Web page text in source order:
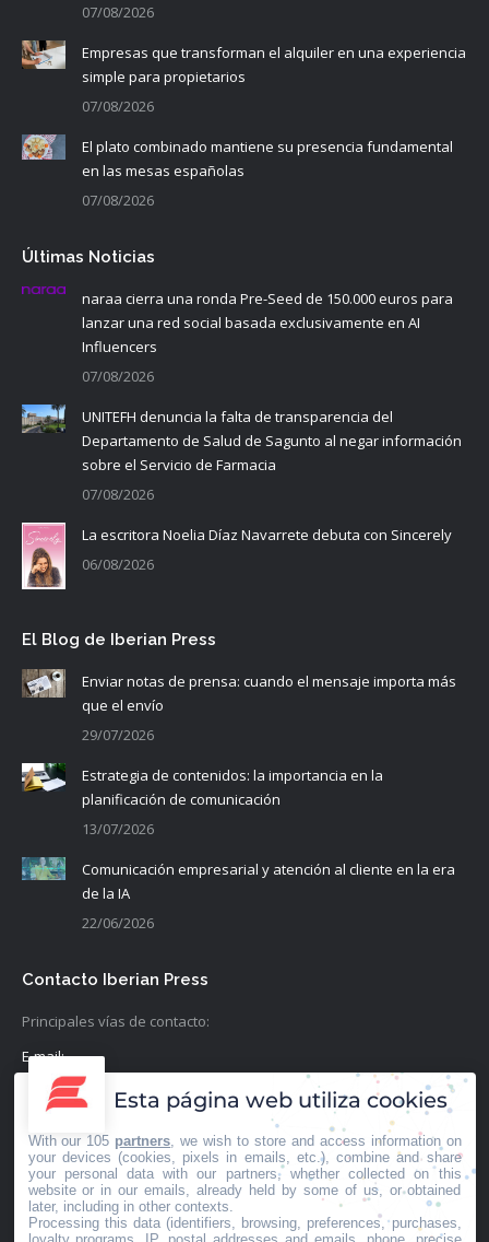
07/08/2026
Empresas que transforman el alquiler en una experiencia
simple para propietarios
07/08/2026
El plato combinado mantiene su presencia fundamental
en las mesas españolas
07/08/2026
Últimas Noticias
naraa cierra una ronda Pre-Seed de 150.000 euros para
lanzar una red social basada exclusivamente en AI
Influencers
07/08/2026
UNITEFH denuncia la falta de transparencia del
Departamento de Salud de Sagunto al negar información
sobre el Servicio de Farmacia
07/08/2026
La escritora Noelia Díaz Navarrete debuta con Sincerely
06/08/2026
El Blog de Iberian Press
Enviar notas de prensa: cuando el mensaje importa más
que el envío
29/07/2026
Estrategia de contenidos: la importancia en la
planificación de comunicación
13/07/2026
Comunicación empresarial y atención al cliente en la era
de la IA
22/06/2026
Contacto Iberian Press
Principales vías de contacto:
E-mail:
info@iberianpress.es
+34 911863556
Fax:
+34 911863556
Esta página web utiliza cookies
With our 105 partners , we wish to store and access information on
your devices (cookies, pixels in emails, etc.), combine and share
your personal data with our partners, whether collected on this
website or in our emails, already held by some of us, or obtained
later, including in other contexts.
Processing this data (identifiers, browsing, preferences, purchases,
loyalty programs, IP, postal addresses and emails, phone, precise